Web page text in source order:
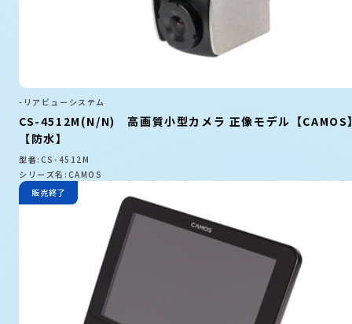
-リアビューシステム
CS-4512M(N/N) 高画質小型カメラ 正像モデル【CAMOS
【防水】
型番:CS-4512M
シリーズ名:CAMOS
販売終了